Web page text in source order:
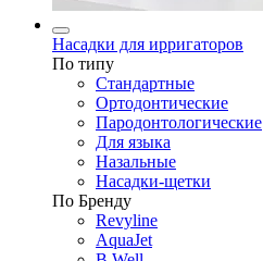
Насадки для ирригаторов
По типу
Стандартные
Ортодонтические
Пародонтологические
Для языка
Назальные
Насадки-щетки
По Бренду
Revyline
AquaJet